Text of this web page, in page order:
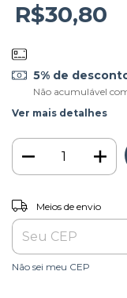
R$30,80
5% de
Não acumulável
Ver mais detalhes
Entregas para o CEP:
Meios de envio
Não sei meu CEP